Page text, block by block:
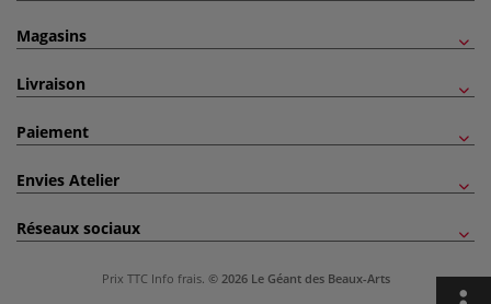
Magasins
Livraison
Paiement
Envies Atelier
Réseaux sociaux
Prix TTC Info frais. © 2026 Le Géant des Beaux-Arts